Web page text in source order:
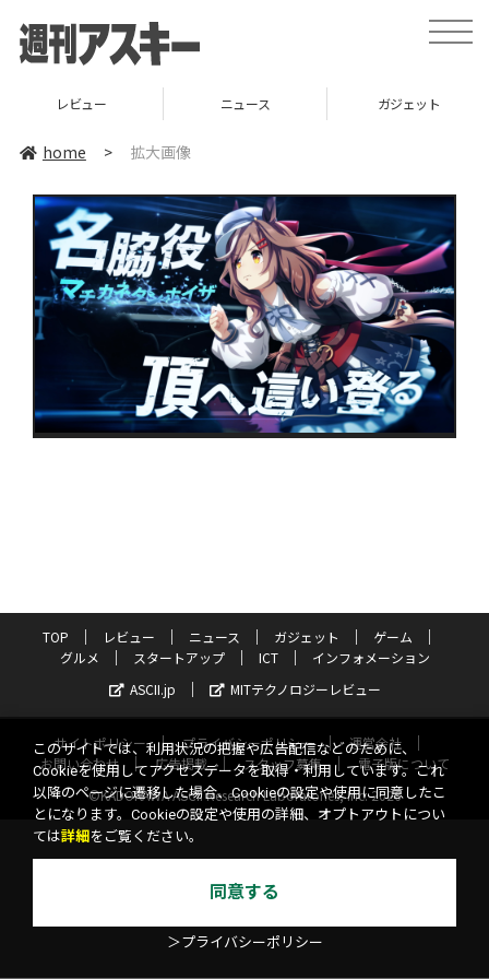
toggle
レビュー ニュース ガジェット
home > 拡大画像
TOP レビュー ニュース ガジェット
ゲーム
グルメ
スタートアップ ICT
インフォメーション
ASCII.jp
MITテクノロジーレビュー
サイトポリシー プライバシーポリシー
運営会社
お問い合わせ
広告掲載 スタッフ募集
電子版について
©KADOKAWA ASCII Research Laboratories, Inc. 2026
このサイトでは、利用状況の把握や広告配信などのために、
Cookieを使用してアクセスデータを取得・利用しています。これ
以降のページに遷移した場合、Cookieの設定や使用に同意したこ
とになります。Cookieの設定や使用の詳細、オプトアウトについ
ては詳細 をご覧ください。
同意する
＞プライバシーポリシー